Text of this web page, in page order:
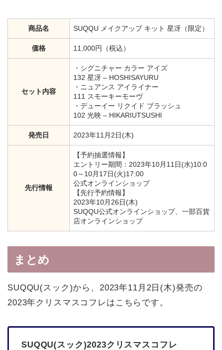
商品名 SUQQU メイクアップ キット 星冴（限定）
価格 11,000円（税込）
セット内容
・シグニチャー カラー アイズ
132 星冴 – HOSHISAYURU
・ニュアンス アイライナー
111 スモーキーモーヴ
・デューイー リクイド ブラッシュ
102 光映 – HIKARIUTSUSHI
発売日 2023年11月2日(木)
先行情報
【予約抽選情報】
エントリー期間：2023年10月11日(水)10:0
0～10月17日(火)17:00
公式オンラインショップ
【先行予約情報】
2023年10月26日(木)
SUQQU公式オンラインショップ、一部百貨
店オンラインショップ
まとめ
SUQQU(スック)から、2023年11月2日(木)発売の
2023年クリスマスコフレはこちらです。
SUQQU(スック)2023クリスマスコフレ